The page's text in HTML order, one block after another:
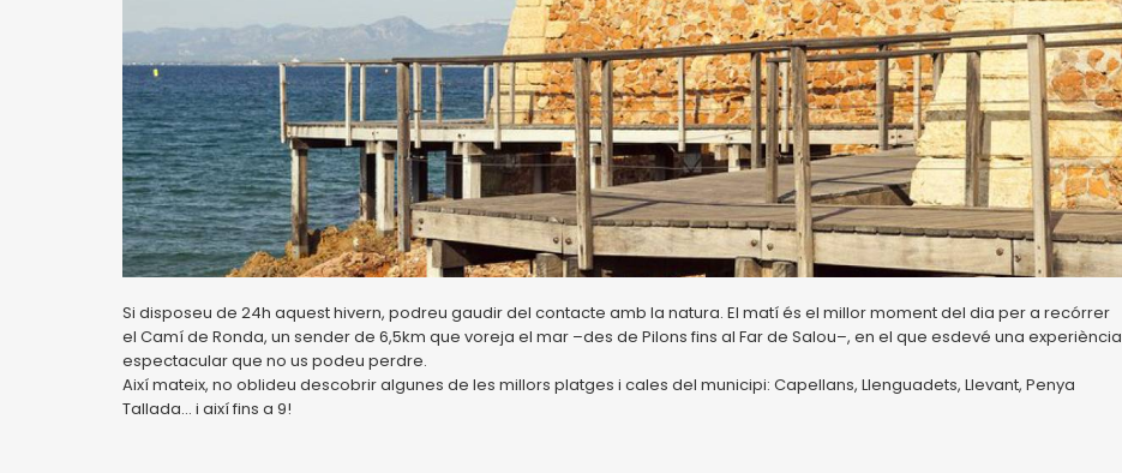
Si disposeu de 24h aquest hivern, podreu gaudir del contacte amb la natura. El matí és el millor moment del dia per a recórrer
el Camí de Ronda, un sender de 6,5km que voreja el mar –des de Pilons fins al Far de Salou–, en el que esdevé una experiència
espectacular que no us podeu perdre.
Així mateix, no oblideu descobrir algunes de les millors platges i cales del municipi: Capellans, Llenguadets, Llevant, Penya
Tallada... i així fins a 9!